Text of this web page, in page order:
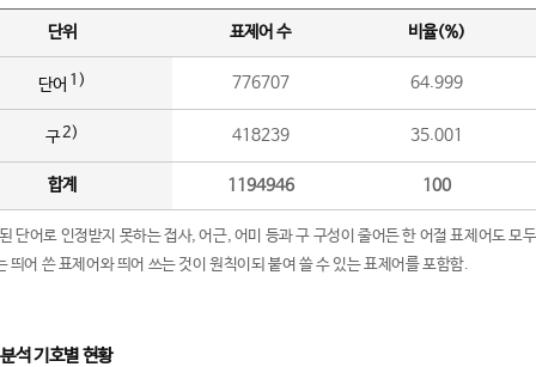
단위 표제어 수 비율(%)
단어 1) 776707 64.999
구2) 418239 35.001
합계 1194946 100
단어로 인정받지 못하는 접사, 어근, 어미 등과 구 구성이 줄어든 한 어절 표제어도 모
띄어 쓴 표제어와 띄어 쓰는 것이 원칙이되 붙여 쓸 수 있는 표제어를 포함함.
석 기호별 현황